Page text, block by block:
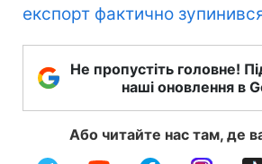
експорт фактично
Не пропустіть головне!
наші оновлення в
Або читайте нас там, де